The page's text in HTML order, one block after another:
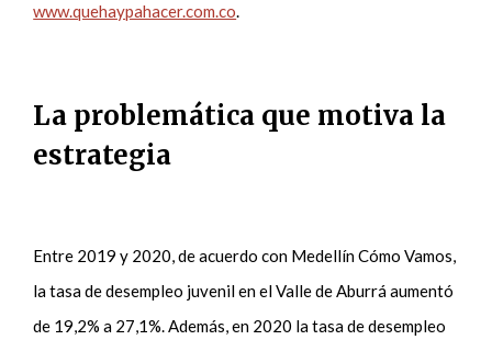
www.quehaypahacer.com.co.
La problemática que motiva la
estrategia
Entre 2019 y 2020, de acuerdo con Medellín Cómo Vamos,
la tasa de desempleo juvenil en el Valle de Aburrá aumentó
de 19,2% a 27,1%. Además, en 2020 la tasa de desempleo